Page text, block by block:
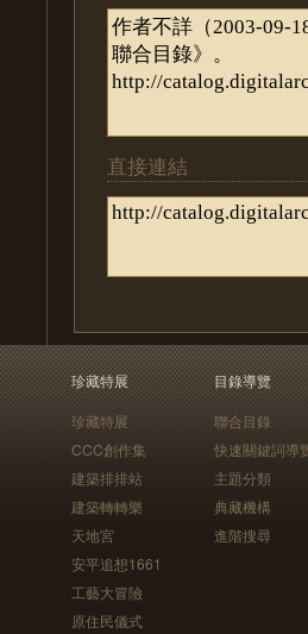
直接連結
珍藏特展
珍藏特展
CCC創作集
建築排排站
建築轉轉樂
天地宮
安平追想1661
工藝大冒險
原住民儀式
目錄導覽
聯合目錄
快速關鍵詞導
主題分類
典藏機構
進階搜尋